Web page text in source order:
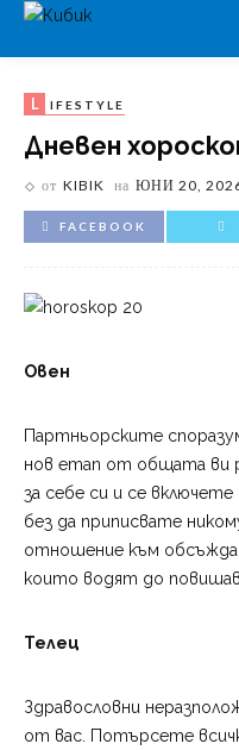
L IFESTYLE
Дневен
от KIBIK на ЮНИ 20,
FACEBOOK
Овен
Партньорските
нов етап от общата ви
за себе си и се
без да приписвате
отношение към
които водят до
Телец
Здравословни
от вас. Потърсете